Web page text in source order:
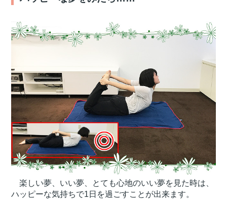
楽しい夢、いい夢、とても心地のいい夢を見た時は、
ハッピーな気持ちで1日を過ごすことが出来ます。